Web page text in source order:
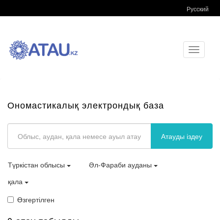
Русский
Toggle
Ономастикалық электрондық база
Атауды іздеу
Түркістан облысы
Әл-Фараби ауданы
қала
Өзгертілген